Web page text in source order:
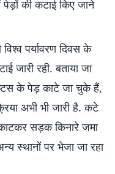
की कटाई किए जाने
पर्यावरण दिवस के
जारी रही. बताया जा
के पेड़ काटे जा चुके हैं,
अभी भी जारी है. कटे
सड़क किनारे जमा
स्थानों पर भेजा जा रहा